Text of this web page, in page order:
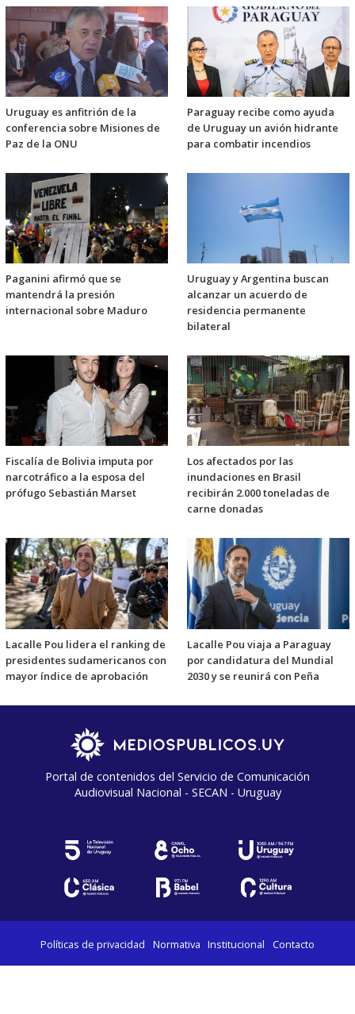
Uruguay es anfitrión de la
conferencia sobre Misiones de
Paz de la ONU
Paraguay recibe como ayuda
de Uruguay un avión hidrante
para combatir incendios
Paganini afirmó que se
mantendrá la presión
internacional sobre Maduro
Uruguay y Argentina buscan
alcanzar un acuerdo de
residencia permanente
bilateral
Fiscalía de Bolivia imputa por
narcotráfico a la esposa del
prófugo Sebastián Marset
Los afectados por las
inundaciones en Brasil
recibirán 2.000 toneladas de
carne donadas
Lacalle Pou lidera el ranking de
presidentes sudamericanos con
mayor índice de aprobación
Lacalle Pou viaja a Paraguay
por candidatura del Mundial
2030 y se reunirá con Peña
Portal de contenidos del Servicio de Comunicación
Audiovisual Nacional - SECAN - Uruguay
Políticas de privacidad Normativa Institucional Contacto